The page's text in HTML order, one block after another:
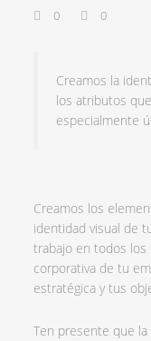
0 0
Creamos la
los atributos
especialmente
Creamos los
identidad visual de
trabajo en todos
corporativa de tu
estratégica y tus
Ten presente que